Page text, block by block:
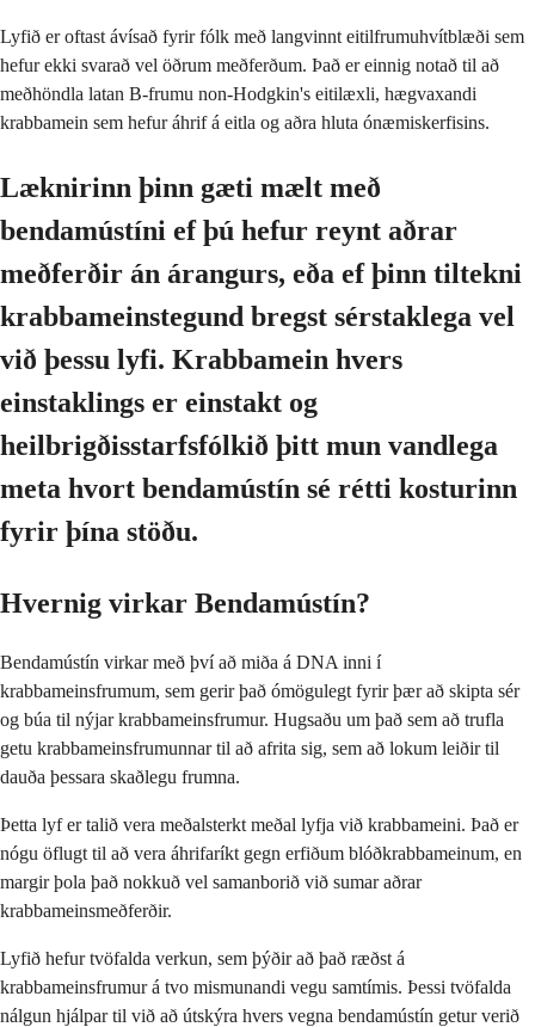
Lyfið er oftast ávísað fyrir fólk með langvinnt eitilfrumuhvítblæði sem
hefur ekki svarað vel öðrum meðferðum. Það er einnig notað til að
meðhöndla latan B-frumu non-Hodgkin's eitilæxli, hægvaxandi
krabbamein sem hefur áhrif á eitla og aðra hluta ónæmiskerfisins.
Læknirinn þinn gæti mælt með
bendamústíni ef þú hefur reynt aðrar
meðferðir án árangurs, eða ef þinn tiltekni
krabbameinstegund bregst sérstaklega vel
við þessu lyfi. Krabbamein hvers
einstaklings er einstakt og
heilbrigðisstarfsfólkið þitt mun vandlega
meta hvort bendamústín sé rétti kosturinn
fyrir þína stöðu.
Hvernig virkar Bendamústín?
Bendamústín virkar með því að miða á DNA inni í
krabbameinsfrumum, sem gerir það ómögulegt fyrir þær að skipta sér
og búa til nýjar krabbameinsfrumur. Hugsaðu um það sem að trufla
getu krabbameinsfrumunnar til að afrita sig, sem að lokum leiðir til
dauða þessara skaðlegu frumna.
Þetta lyf er talið vera meðalsterkt meðal lyfja við krabbameini. Það er
nógu öflugt til að vera áhrifaríkt gegn erfiðum blóðkrabbameinum, en
margir þola það nokkuð vel samanborið við sumar aðrar
krabbameinsmeðferðir.
Lyfið hefur tvöfalda verkun, sem þýðir að það ræðst á
krabbameinsfrumur á tvo mismunandi vegu samtímis. Þessi tvöfalda
nálgun hjálpar til við að útskýra hvers vegna bendamústín getur verið